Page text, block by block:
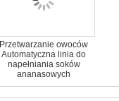
Przetwarzanie owoców
Automatyczna linia do
napełniania soków
ananasowych